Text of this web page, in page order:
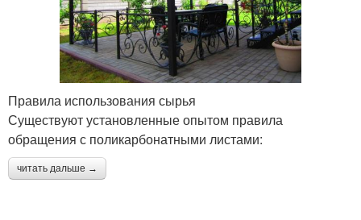
Правила использования сырья
Существуют установленные опытом правила
обращения с поликарбонатными листами:
читать дальше →